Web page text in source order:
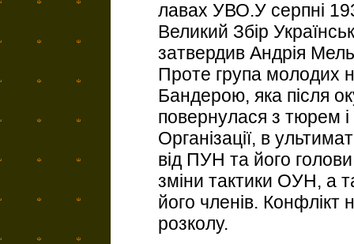
лавах УВО.У серпні
Великий Збір
затвердив Андрія
Проте група молодих
Бандерою, яка після
повернулася з тюрем і
Організації, в
від ПУН та його
зміни тактики ОУН, а
його членів. Конфлікт
розколу.